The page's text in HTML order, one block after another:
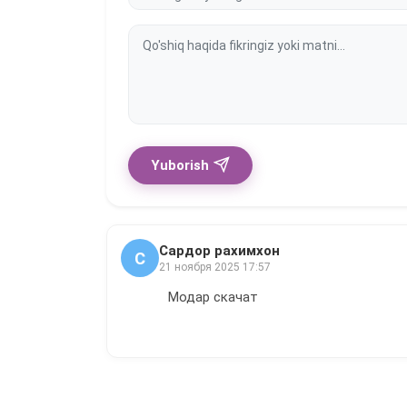
Yuborish
С Сардор рахимхон
21 ноября 2025 17:57
Модар скачат